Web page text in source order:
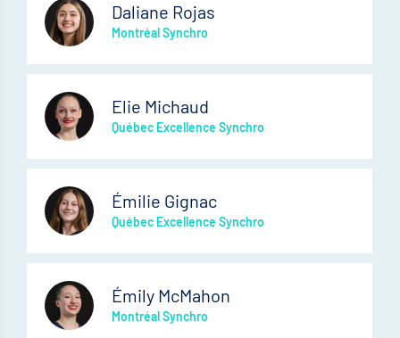
Daliane Rojas
Montréal Synchro
Elie Michaud
Québec Excellence Synchro
Émilie Gignac
Québec Excellence Synchro
Émily McMahon
Montréal Synchro